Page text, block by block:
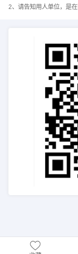
2、请告知用人单位，是在